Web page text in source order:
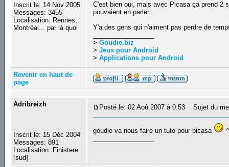
Inscrit le: 14 Nov 2005
Messages: 3455
Localisation: Rennes,
Montréal... par là quoi
C'est bien oui, mais avec Picasa ça prend 2
pouvaient en parler...
Y'a des gens qui n'aiment pas perdre de
>Goudie.biz
>Jeux pour Android
>Applications pour Android
Revenir en haut de
page
Adribreizh
Inscrit le: 15 Déc 2004
Messages: 891
Localisation: Finistere
[sud]
Posté le: 02 Aoû 2007 à 0:53 Sujet du
goudie va nous faire un tuto pour picasa